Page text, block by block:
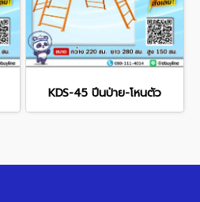
KDS-45 ปีนป่าย-โหนตัว